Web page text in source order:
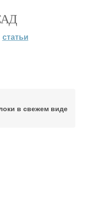
статьи
в свежем виде